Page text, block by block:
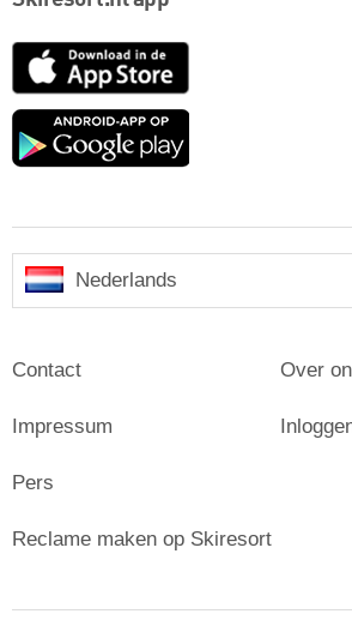
App
Google
Nederlands
Contact
Impressum
Pers
Over
Reclame maken op Skiresort